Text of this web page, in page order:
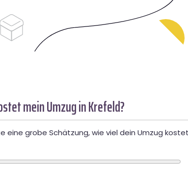
mein Umzug in Krefeld?
eine grobe Schätzung, wie viel dein Umzug